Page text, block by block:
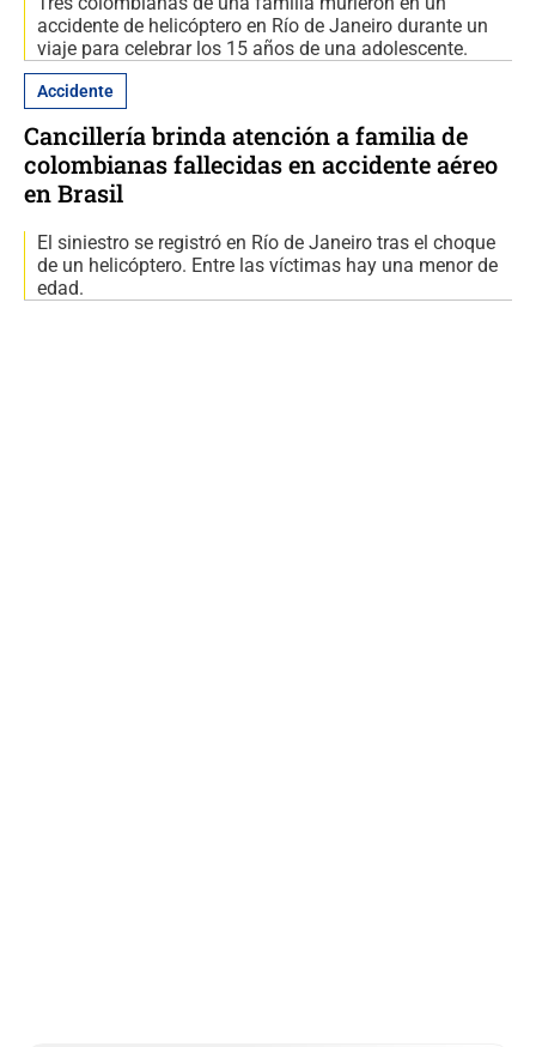
accidente de helicóptero en Río de Janeiro durante un
viaje para celebrar los 15 años de una adolescente.
Accidente
Cancillería brinda atención a familia de
colombianas fallecidas en accidente aéreo
en Brasil
El siniestro se registró en Río de Janeiro tras el choque
de un helicóptero. Entre las víctimas hay una menor de
edad.